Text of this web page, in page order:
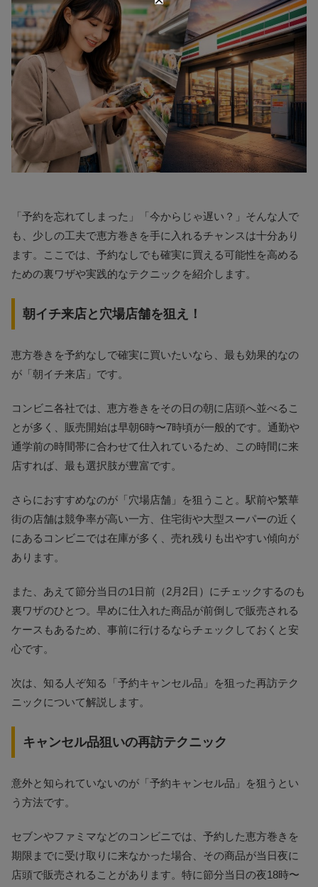
「予約を忘れてしまった」「今からじゃ遅い？」そんな人で
も、少しの工夫で恵方巻きを手に入れるチャンスは十分あり
ます。ここでは、予約なしでも確実に買える可能性を高める
ための裏ワザや実践的なテクニックを紹介します。
朝イチ来店と穴場店舗を狙え！
恵方巻きを予約なしで確実に買いたいなら、最も効果的なの
が「朝イチ来店」です。
コンビニ各社では、恵方巻きをその日の朝に店頭へ並べるこ
とが多く、販売開始は早朝6時〜7時頃が一般的です。通勤や
通学前の時間帯に合わせて仕入れているため、この時間に来
店すれば、最も選択肢が豊富です。
さらにおすすめなのが「穴場店舗」を狙うこと。駅前や繁華
街の店舗は競争率が高い一方、住宅街や大型スーパーの近く
にあるコンビニでは在庫が多く、売れ残りも出やすい傾向が
あります。
また、あえて節分当日の1日前（2月2日）にチェックするのも
裏ワザのひとつ。早めに仕入れた商品が前倒しで販売される
ケースもあるため、事前に行けるならチェックしておくと安
心です。
次は、知る人ぞ知る「予約キャンセル品」を狙った再訪テク
ニックについて解説します。
キャンセル品狙いの再訪テクニック
意外と知られていないのが「予約キャンセル品」を狙うとい
う方法です。
セブンやファミマなどのコンビニでは、予約した恵方巻きを
期限までに受け取りに来なかった場合、その商品が当日夜に
店頭で販売されることがあります。特に節分当日の夜18時〜